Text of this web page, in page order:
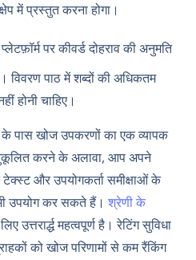
में प्रस्तुत करना होगा।
पर कीवर्ड दोहराव की अनुमति
पाठ में शब्दों की अधिकतम
होनी चाहिए।
पास खोज उपकरणों का एक व्यापक
करने के अलावा, आप अपने
और उपयोगकर्ता समीक्षाओं के
उपयोग कर सकते हैं। श्रेणी के
उत्तरार्द्ध महत्वपूर्ण है। रेटिंग सुविधा
को खोज परिणामों से कम रैंकिंग